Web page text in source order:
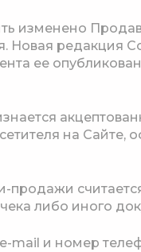
изменено
Новая редакция
ее
на Сайте,
продажи
либо иного
и номер